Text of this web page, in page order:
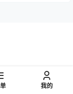
我的